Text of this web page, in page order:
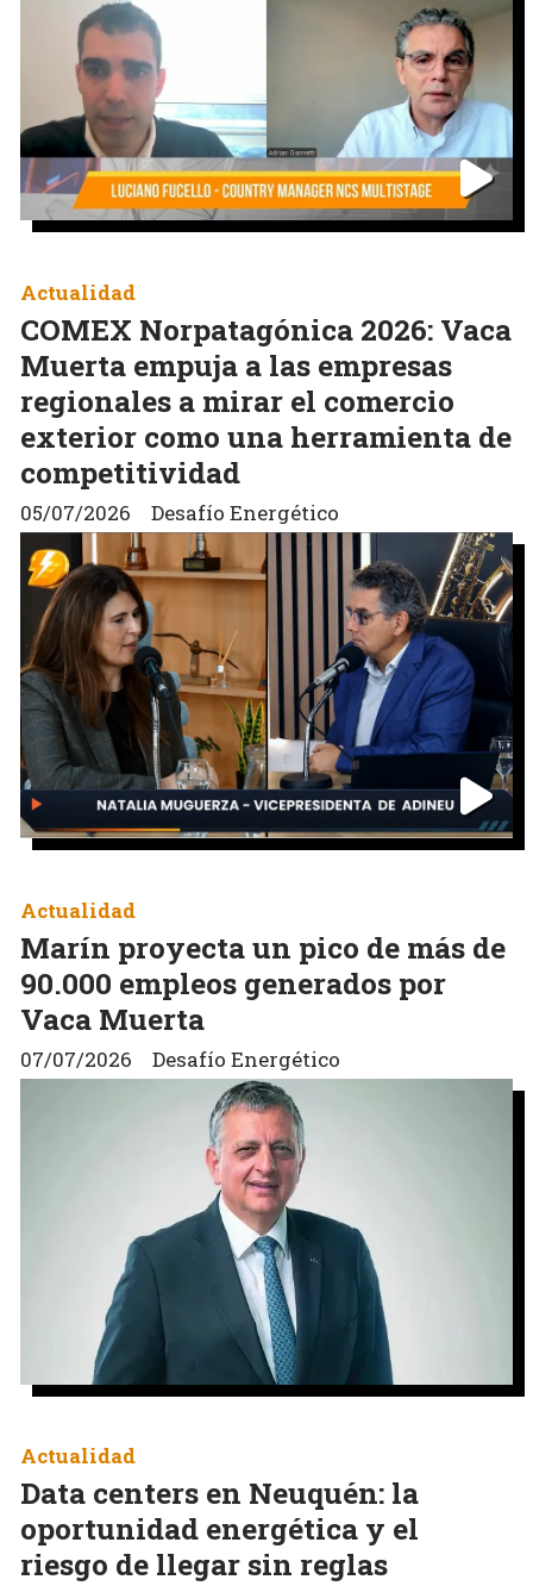
COMEX Norpatagónica 2026: Vaca
Muerta empuja a las empresas
regionales a mirar el comercio
exterior como una herramienta de
competitividad
Desafío Energético
Actualidad
05/07/2026
Marín proyecta un pico de más de
90.000 empleos generados por
Vaca Muerta
Desafío Energético
Actualidad
07/07/2026
Data centers en Neuquén: la
oportunidad energética y el
riesgo de llegar sin reglas
Actualidad